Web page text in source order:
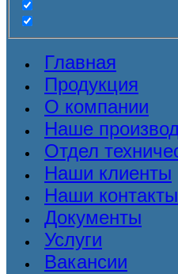
Главная
Продукция
О компании
Наше
Отдел
Наши клиенты
Наши контакты
Документы
Услуги
Вакансии